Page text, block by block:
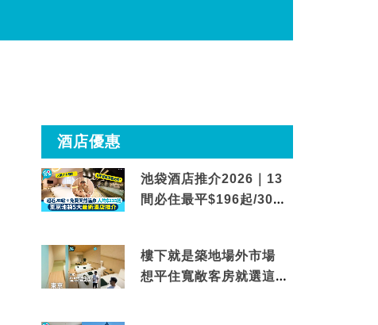
酒店優惠
池袋酒店推介2026｜13
間必住最平$196起/30秒
樓下就是築地場外市場
想平住寬敞客房就選這間